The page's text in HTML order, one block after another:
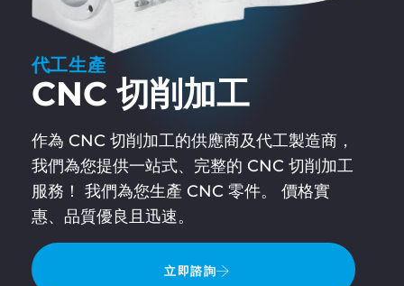
代工生產
CNC 切削加工
作為 CNC 切削加工的供應商及代工製造商，
我們為您提供一站式、完整的 CNC 切削加工
服務！ 我們為您生產 CNC 零件。 價格實
惠、品質優良且迅速。
立即諮詢